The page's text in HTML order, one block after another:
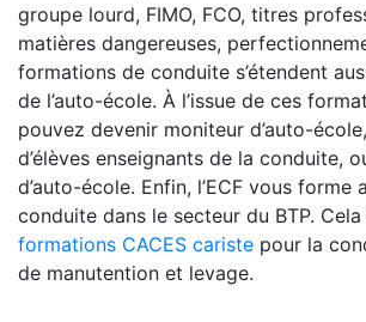
groupe lourd, FIMO, FCO, titres
matières dangereuses,
formations de conduite s’étendent
de l’auto-école. À l’issue de ces
pouvez devenir moniteur d’auto-
d’élèves enseignants de la conduite,
d’auto-école. Enfin, l’ECF vous forme
conduite dans le secteur du BTP.
formations CACES cariste pour la
de manutention et levage.